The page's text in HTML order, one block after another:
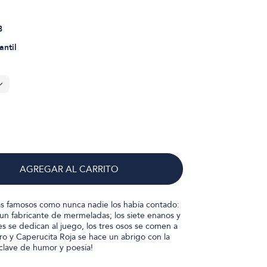
AGREGAR AL CARRITO
famosos como nunca nadie los había contado:
fabricante de mermeladas; los siete enanos y
se dedican al juego, los tres osos se comen a
y Caperucita Roja se hace un abrigo con la
de humor y poesía!